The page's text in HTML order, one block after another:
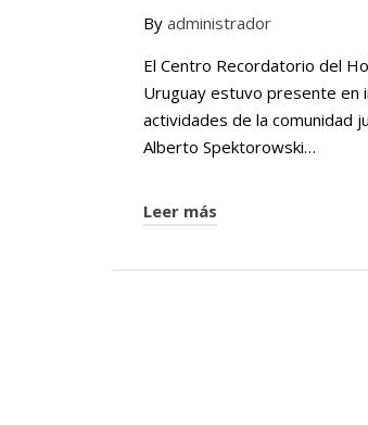
By administrador
El Centro Recordatorio del
Uruguay estuvo presente en
actividades de la comunidad
Alberto Spektorowski…
Leer más